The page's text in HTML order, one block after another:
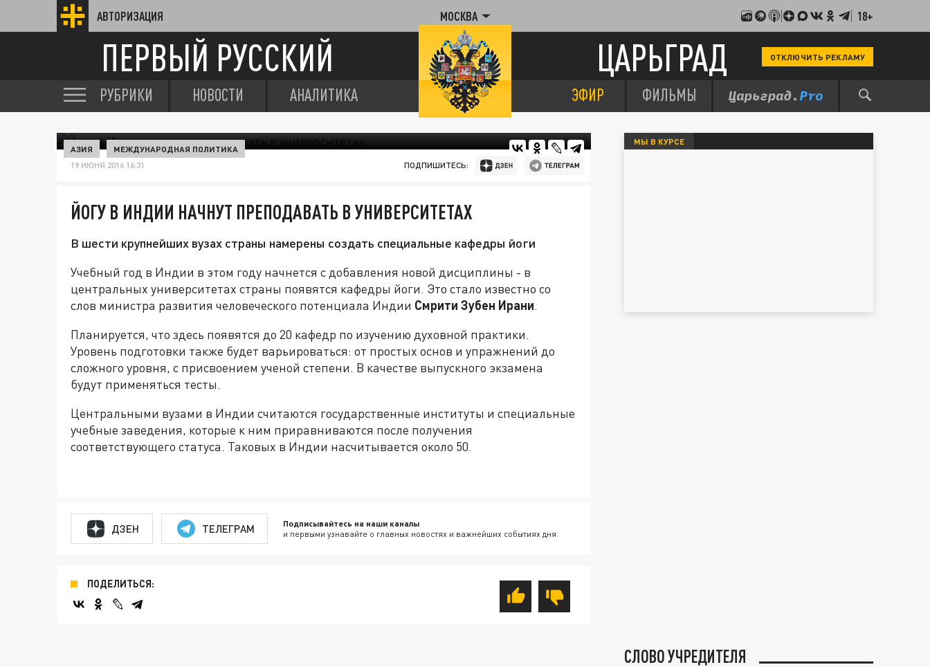
АВТОРИЗАЦИЯ МОСКВА 18+
ПЕРВЫЙ РУССКИЙ ЦАРЬГРАД ОТКЛЮЧИТЬ РЕКЛАМУ
РУБРИКИ НОВОСТИ АНАЛИТИКА ЭФИР ФИЛЬМЫ
АЗИЯ МЕЖДУНАРОДНАЯ ПОЛИТИКА
19 ИЮНЯ 2016 16:31 ПОДПИШИТЕСЬ:
ЙОГУ В ИНДИИ НАЧНУТ ПРЕПОДАВАТЬ В УНИВЕРСИТЕТАХ
В шести крупнейших вузах страны намерены создать специальные кафедры йоги
Учебный год в Индии в этом году начнется с добавления новой дисциплины - в
центральных университетах страны появятся кафедры йоги. Это стало известно со
слов министра развития человеческого потенциала Индии Смрити Зубен Ирани.
Планируется, что здесь появятся до 20 кафедр по изучению духовной практики.
Уровень подготовки также будет варьироваться: от простых основ и упражнений до
сложного уровня, с присвоением ученой степени. В качестве выпускного экзамена
будут применяться тесты.
Центральными вузами в Индии считаются государственные институты и специальные
учебные заведения, которые к ним приравниваются после получения
соответствующего статуса. Таковых в Индии насчитывается около 50.
ДЗЕН ТЕЛЕГРАМ Подписывайтесь на наши каналы
и первыми узнавайте о главных новостях и важнейших событиях дня.
ПОДЕЛИТЬСЯ:
МЫ В КУРСЕ
СЛОВО УЧРЕДИТЕЛЯ